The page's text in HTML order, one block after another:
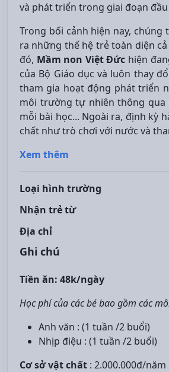
và phát triển trong giai đoạn
Trong bối cảnh hiện nay,
ra những thế hệ trẻ toàn diện
đó, Mầm non Việt Đức hiện
của Bộ Giáo dục và luôn thay
tham gia hoạt động phát triển
môi trường tự nhiên thông qua
mỗi bài học... Ngoài ra, định kỳ
chất như trò chơi với nước và
Xem thêm
Loại hình trường
Nhận trẻ từ
Địa chỉ
Ghi chú
Tiền ăn: 48k/ngày
Học phí của các bé bao gồm các
Anh văn : (1 tuần /2 buổi)
Nhịp điệu : (1 tuần /2 buổi)
Cơ sở vật chất : 2.000.000đ/năm